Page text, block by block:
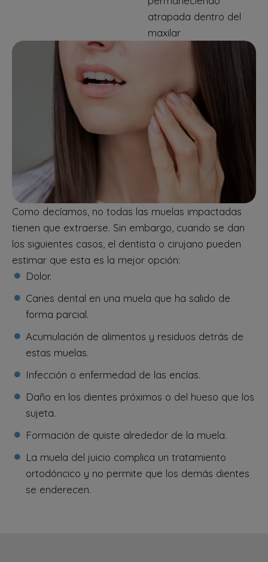
atrapada dentro del
maxilar
Como decíamos, no todas las muelas impactadas
tienen que extraerse. Sin embargo, cuando se dan
los siguientes casos, el dentista o cirujano pueden
estimar que esta es la mejor opción:
Dolor.
Caries dental en una muela que ha salido de
forma parcial.
Acumulación de alimentos y residuos detrás de
estas muelas.
Infección o enfermedad de las encías.
Daño en los dientes próximos o del hueso que los
sujeta.
Formación de quiste alrededor de la muela.
La muela del juicio complica un tratamiento
ortodóncico y no permite que los demás dientes
se enderecen.